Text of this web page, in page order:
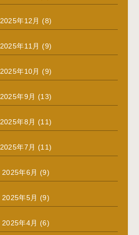
2025年12月 (8)
2025年11月 (9)
2025年10月 (9)
2025年9月 (13)
2025年8月 (11)
2025年7月 (11)
2025年6月 (9)
2025年5月 (9)
2025年4月 (6)